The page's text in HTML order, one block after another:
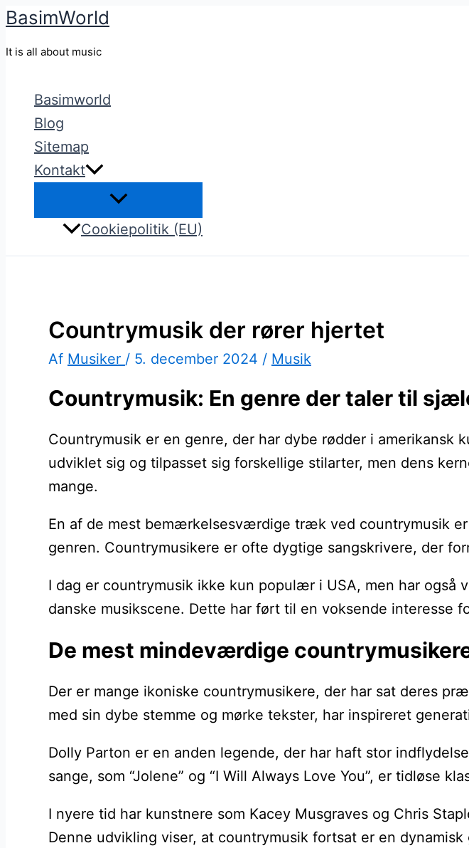
Gå
BasimWorld
It is all about music
Basimworld
Blog
Sitemap
Kontakt
Cookiepolitik (EU)
Countrymusik der rører hjertet
Af Musiker / 5. december 2024 / Musik
Countrymusik: En genre der taler til
Countrymusik er en genre, der har dybe rødder i
udviklet sig og tilpasset sig forskellige stilarter, men dens
mange.
En af de mest bemærkelsesværdige træk ved countrymusik
genren. Countrymusikere er ofte dygtige sangskrivere, der
I dag er countrymusik ikke kun populær i USA, men har også
danske musikscene. Dette har ført til en voksende interesse
De mest mindeværdige
Der er mange ikoniske countrymusikere, der har sat deres
med sin dybe stemme og mørke tekster, har inspireret
Dolly Parton er en anden legende, der har haft stor
sange, som “Jolene” og “I Will Always Love You”, er tidløse
I nyere tid har kunstnere som Kacey Musgraves og Chris
Denne udvikling viser, at countrymusik fortsat er en